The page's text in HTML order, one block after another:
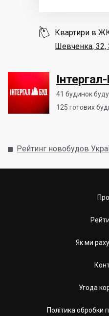
41 будинок
125 готових
 Квартири в
Шевченка, 32,
Рейтинг новобудов
Як ми
Угода
Політика обробки